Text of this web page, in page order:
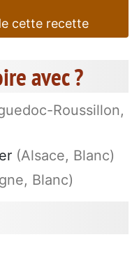
cette recette
avec ?
Roussillon,
(Alsace, Blanc)
Blanc)